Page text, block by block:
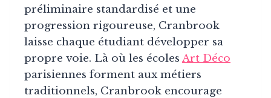
préliminaire standardisé et une
progression rigoureuse, Cranbrook
laisse chaque étudiant développer sa
propre voie. Là où les écoles Art Déco
parisiennes forment aux métiers
traditionnels, Cranbrook encourage